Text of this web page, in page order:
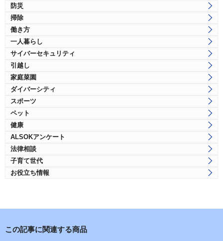
防災
掃除
働き方
一人暮らし
サイバーセキュリティ
引越し
家庭菜園
ダイバーシティ
スポーツ
ペット
健康
ALSOKアンケート
法律相談
子育て世代
お役立ち情報
この記事に関連する商品